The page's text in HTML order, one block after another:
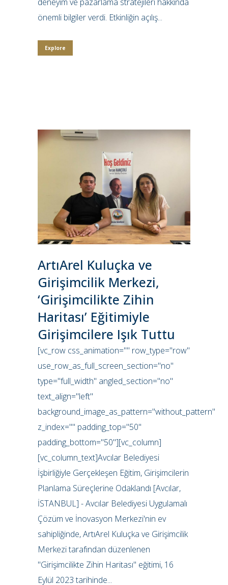
önemli bilgiler verdi. Etkinliğin açılış...
Explore
ArtıArel Kuluçka ve
Girişimcilik Merkezi,
‘Girişimcilikte Zihin
Haritası’ Eğitimiyle
Girişimcilere Işık Tuttu
[vc_row css_animation="" row_type="row"
use_row_as_full_screen_section="no"
type="full_width" angled_section="no"
text_align="left"
background_image_as_pattern="without_pattern"
z_index="" padding_top="50"
padding_bottom="50"][vc_column]
[vc_column_text]Avcılar Belediyesi
İşbirliğiyle Gerçekleşen Eğitim, Girişimcilerin
Planlama Süreçlerine Odaklandı [Avcılar,
İSTANBUL] - Avcılar Belediyesi Uygulamalı
Çözüm ve İnovasyon Merkezi'nin ev
sahipliğinde, ArtıArel Kuluçka ve Girişimcilik
Merkezi tarafından düzenlenen
"Girişimcilikte Zihin Haritası" eğitimi, 16
Eylül 2023 tarihinde...